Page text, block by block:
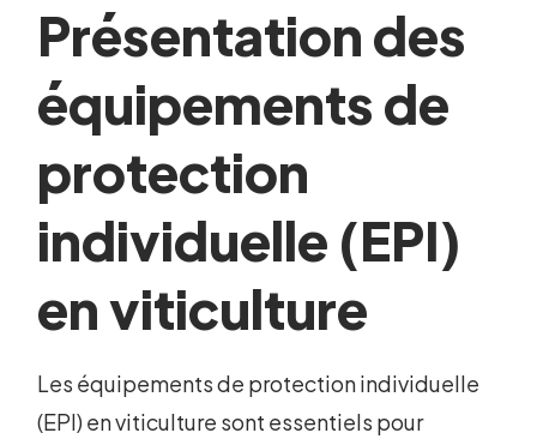
Présentation des
équipements de
protection
individuelle (EPI)
en viticulture
Les équipements de protection individuelle
(EPI) en viticulture sont essentiels pour